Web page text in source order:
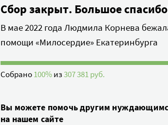
Сбор закрыт. Большое
В мае 2022 года Людмила Корнева
помощи «Милосердие» Екатеринбурга
Собрано100%из307 381 руб.
Вы можете помочь другим
на нашем сайте